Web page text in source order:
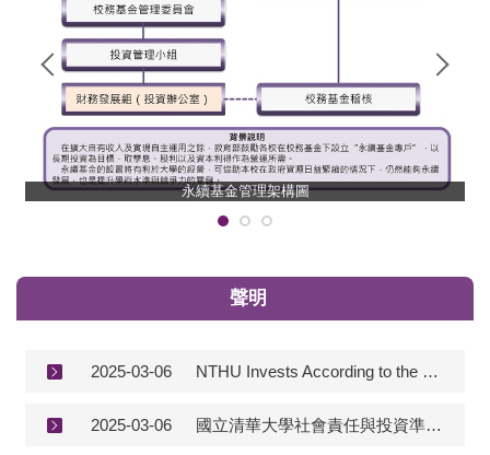
永續基金管理架構圖
聲明
2025-03-06 NTHU Invests According to the Principles of Social Responsibility and Sustainability: A Statement (2025/3/6)
2025-03-06 國立清華大學社會責任與投資準則聲明(2025/3/6)